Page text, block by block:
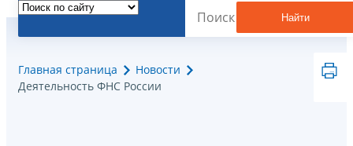
Найти
Главная страница
Новости
Деятельность ФНС России